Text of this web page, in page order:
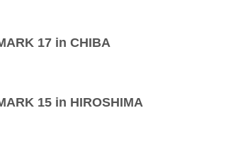
17 in CHIBA
15 in HIROSHIMA